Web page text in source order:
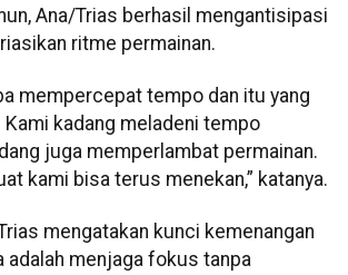
Ana/Trias berhasil mengantisipasi
ritme permainan.
mempercepat tempo dan itu yang
kadang meladeni tempo
juga memperlambat permainan.
kami bisa terus menekan,” katanya.
mengatakan kunci kemenangan
adalah menjaga fokus tanpa